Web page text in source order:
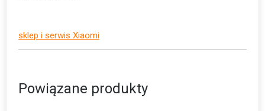
sklep i serwis Xiaomi
Powiązane produkty